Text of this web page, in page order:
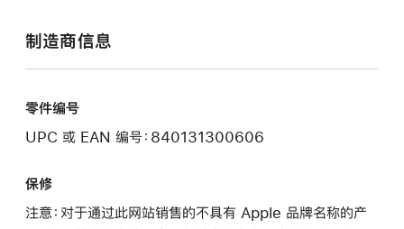
制造商信息
零件编号
UPC 或 EAN 编号：840131300606
保修
注意：对于通过此网站销售的不具有 Apple 品牌名称的产